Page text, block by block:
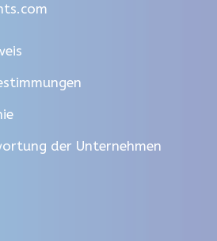
der Unternehmen